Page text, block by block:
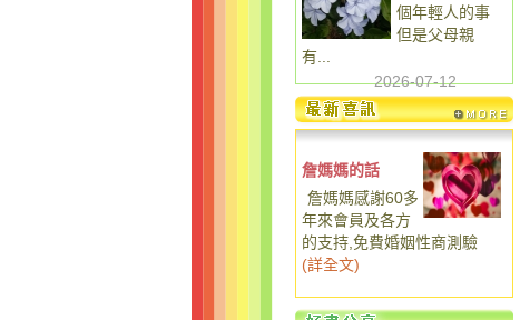
個年輕人的事
但是父母親
有...
2026-07-12
詹媽媽的話
詹媽媽感謝60多
年來會員及各方
的支持,免費婚姻性商測驗
(詳全文)